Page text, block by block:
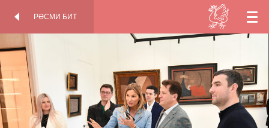
TT
RU
РӘСМИ БИТ
АРТЫНДА
РӘСМИ БИТ